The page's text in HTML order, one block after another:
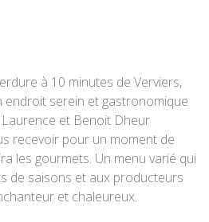
à 10 minutes de Verviers,
endroit serein et gastronomique
et Benoit Dheur
recevoir pour un moment de
les gourmets. Un menu varié qui
de saisons et aux producteurs
et chaleureux.